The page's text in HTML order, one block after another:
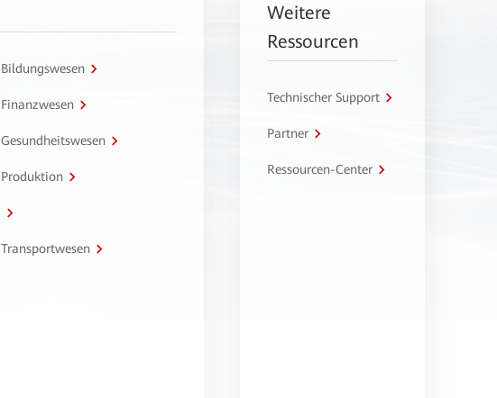
Bildungswesen
Finanzwesen
Gesundheitswesen
Produktion
Transportwesen
Weitere
Ressourcen
Technischer Support
Partner
Ressourcen-Center